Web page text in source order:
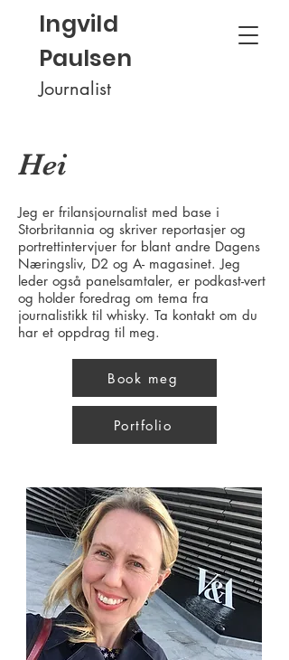
Ingvild
Paulsen
Journalist
Hei
Jeg er frilansjournalist med base i
Storbritannia og skriver reportasjer og
portrettintervjuer for blant andre Dagens
Næringsliv, D2 og A- magasinet. Jeg
leder også panelsamtaler, er podkast-vert
og holder foredrag om tema fra
journalistikk til whisky. Ta kontakt om du
har et oppdrag til meg.
Book meg
Portfolio